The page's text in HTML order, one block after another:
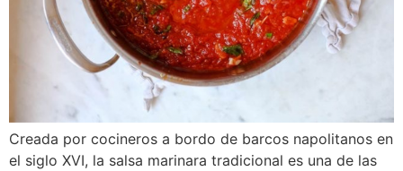
Creada por cocineros a bordo de barcos napolitanos en
el siglo XVI, la salsa marinara tradicional es una de las